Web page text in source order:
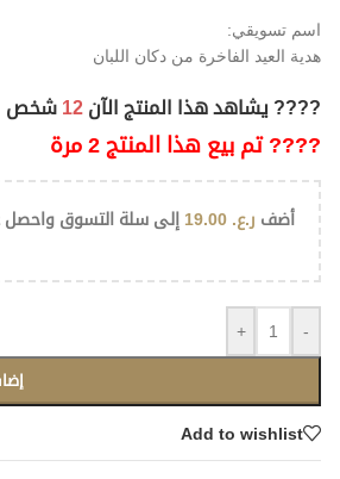
اسم تسويقي:
هدية العيد الفاخرة من دكان اللبان
???? يشاهد هذا المنتج الآن 12 شخص
???? تم بيع هذا المنتج 2 مرة
أضف ر.ع. إلى سلة التسوق
-
+
Add to wishlist